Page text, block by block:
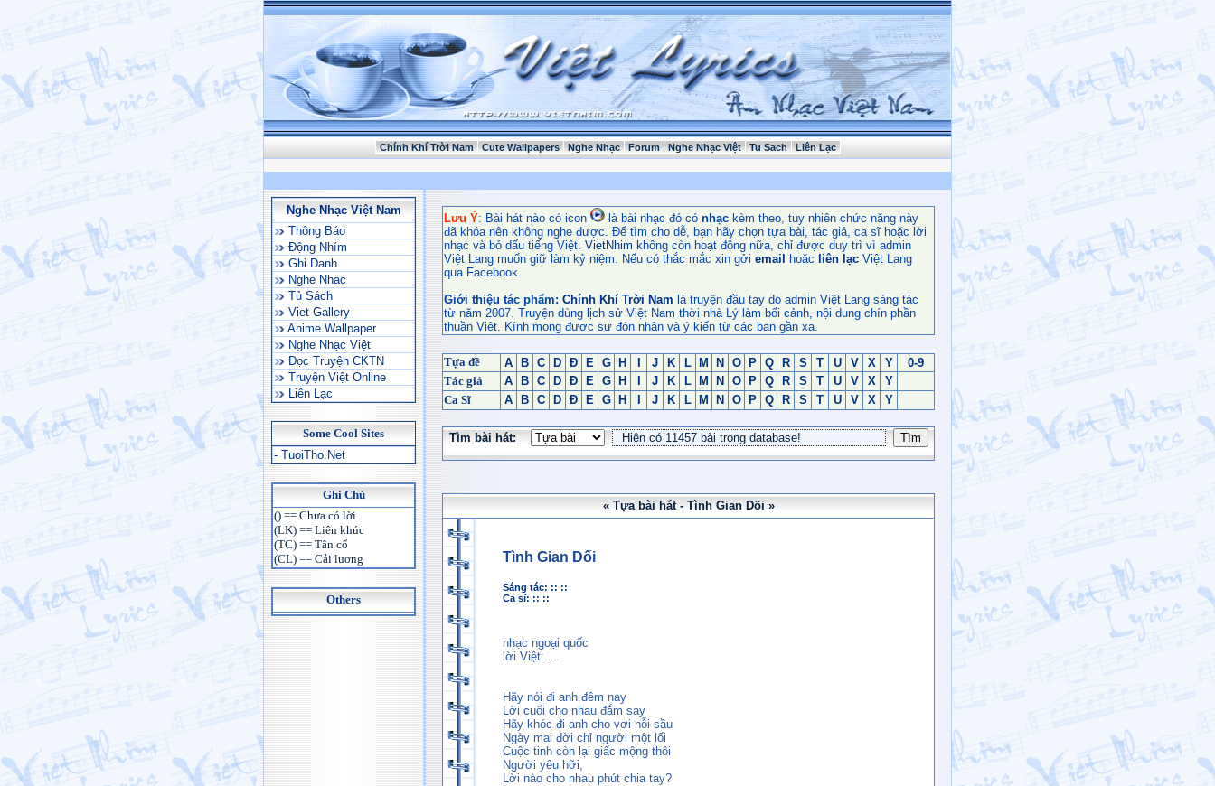
Chính Khí Trời Nam Cute Wallpapers Nghe Nhạc Forum Nghe Nhạc Việt Tu Sach Liên Lạc
Nghe Nhạc Việt Nam
Thông Báo
Động Nhím
Ghi Danh
Nghe Nhac
Tủ Sách
Viet Gallery
Anime Wallpaper
Nghe Nhạc Việt
Đọc Truyện CKTN
Truyện Việt Online
Liên Lạc
Some Cool Sites
- TuoiTho.Net
Ghi Chú
() == Chưa có lời
(LK) == Liên khúc
(TC) == Tân cổ
(CL) == Cải lương
Others
Lưu Ý: Bài hát nào có icon là bài nhạc đó có nhạc kèm theo, tuy nhiên chức năng này
đã khóa nên không nghe được. Để tìm cho dễ, bạn hãy chọn tựa bài, tác giả, ca sĩ hoặc lời
nhạc và bỏ dấu tiếng Việt. VietNhim không còn hoạt động nữa, chỉ được duy trì vì admin
Việt Lang muốn giữ làm kỷ niệm. Nếu có thắc mắc xin gởi email hoặc liên lạc Việt Lang
qua Facebook.
Giới thiệu tác phẩm: Chính Khí Trời Nam là truyện đầu tay do admin Việt Lang sáng tác
từ năm 2007. Truyện dùng lịch sử Việt Nam thời nhà Lý làm bối cảnh, nội dung chín phần
thuần Việt. Kính mong được sự đón nhận và ý kiến từ các bạn gần xa.
Tựa đề A B C D Đ E G H J K L M N O P Q R S T U V X Y
0-9
Tác giả
A B C D Đ E G H J K L M N O P Q R S T U V X
Y
Ca Sĩ
A B C D Đ E G H J K L M N O P Q R S T U V X Y
Tìm bài hát:
« Tựa bài hát - Tình Gian Dối »
Tình Gian Dối
Sáng tác: :: ::
Ca sĩ: :: ::
nhạc ngoại quốc
lời Việt: ...
Hãy nói đi anh đêm nay
Lời cuối cho nhau đắm say
Hãy khóc đi anh cho vơi nỗi sầu
Ngày mai đời chỉ người một lối
Cuộc tinh còn lại giấc mộng thôi
Người yêu hỡi,
Lời nào cho nhau phút chia tay?